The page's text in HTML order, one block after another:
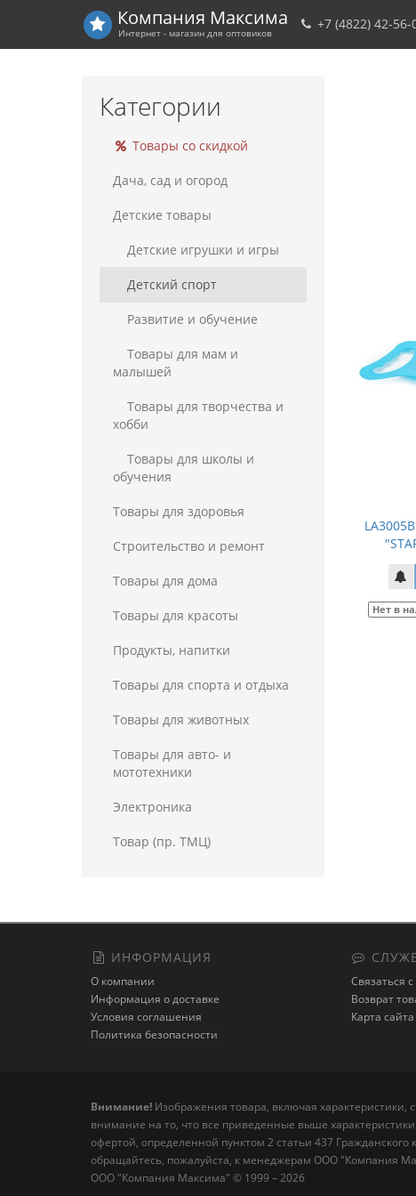
Компания Максима
Интернет - магазин для оптовиков
+7 (4822) 42-56-
Категории
Товары со скидкой
Дача, сад и огород
Детские товары
Детские игрушки и игры
Детский спорт
Развитие и обучение
Товары для мам и
малышей
Товары для творчества и
хобби
Товары для школы и
обучения
Товары для здоровья
Строительство и ремонт
Товары для дома
Товары для красоты
Продукты, напитки
Товары для спорта и отдыха
Товары для животных
Товары для авто- и
мототехники
Электроника
Товар (пр. ТМЦ)
Нет в
ИНФОРМАЦИЯ
О компании
Информация о доставке
Условия соглашения
Политика безопасности
Связаться
Возврат
Карта сайта
Внимание! Изображения товара, включая
внимание на то, что все приведенные выше
офертой, определенной пунктом 2 статьи 437
обращайтесь, пожалуйста, к менеджерам ООО "Компания
ООО "Компания Максима" © 1999 – 2026